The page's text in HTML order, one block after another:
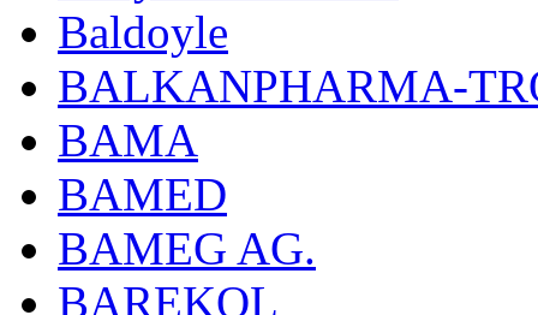
Baldoyle
BALKANPHARMA-
BAMA
BAMED
BAMEG AG.
BAREKOL